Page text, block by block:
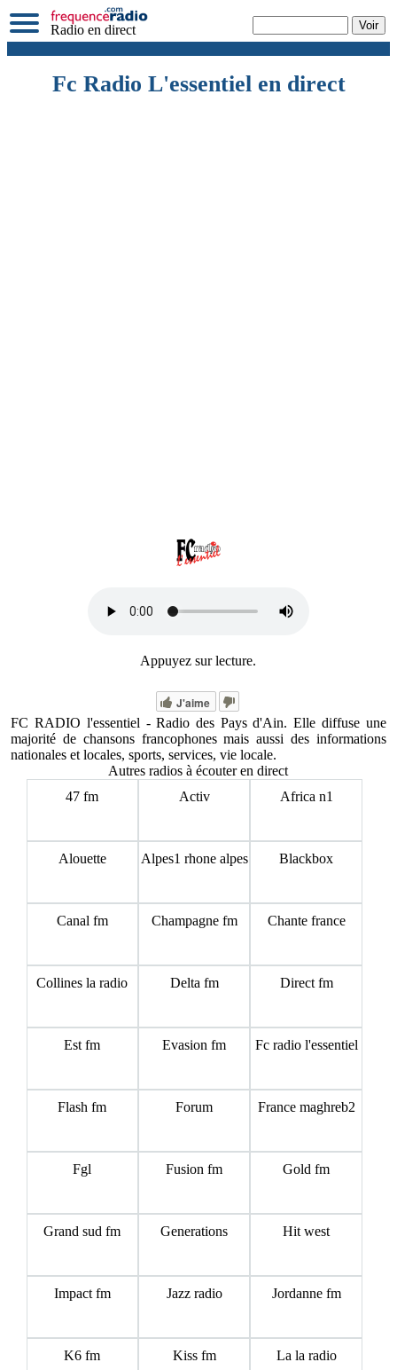
Radio en direct
Fc Radio L'essentiel en direct
Appuyez sur lecture.
J'aime
FC RADIO l'essentiel - Radio des Pays d'Ain. Elle diffuse une
majorité de chansons francophones mais aussi des informations
nationales et locales, sports, services, vie locale.
Autres radios à écouter en direct
47 fm
Activ Africa n1
Alouette Alpes1 rhone alpes Blackbox
Canal fm Champagne fm Chante france
Collines la radio Delta fm Direct fm
Est fm Evasion fm Fc radio l'essentiel
Flash fm Forum France maghreb2
Fgl Fusion fm Gold fm
Grand sud fm Generations Hit west
Impact fm Jazz radio Jordanne fm
K6 fm Kiss fm La la radio